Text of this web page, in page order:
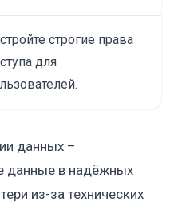
строгие права
для
данных –
данные в надёжных
из-за технических